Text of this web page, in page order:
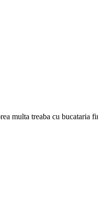
multa treaba cu